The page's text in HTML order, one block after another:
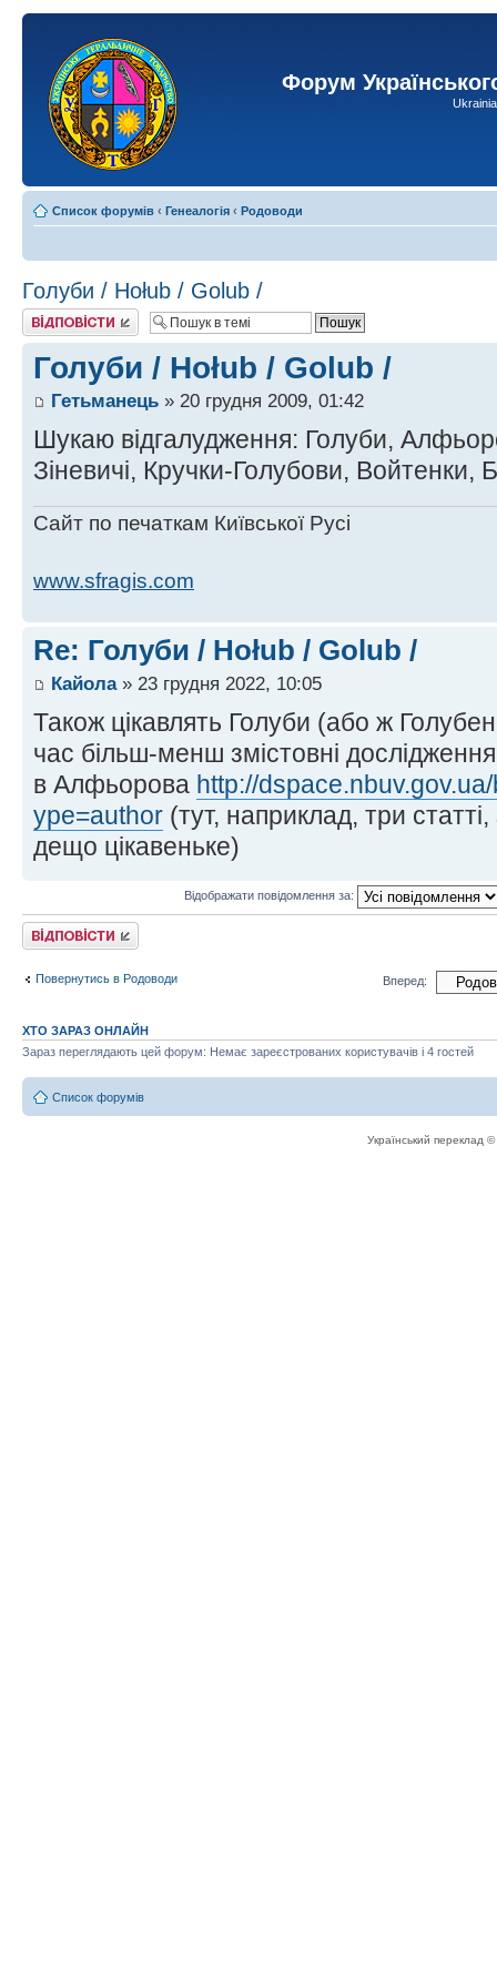
Форум
Список форумів ‹ Генеалогія ‹ Родоводи
Голуби / Hołub / Golub /
Відповісти
Голуби / Hołub / Golub /
Гетьманець » 20 грудня 2009, 01:42
Шукаю відгалудження: Голуби,
Зіневичі, Кручки-Голубови, Войтенки,
Сайт по печаткам Київської Русі
www.sfragis.com
Re: Голуби / Hołub / Golub /
Кайола» 23 грудня 2022, 10:05
Також цікавлять Голуби (або ж
час більш-менш змістовні
в Алфьорова http://
ype=author (тут, наприклад, три
дещо цікавеньке)
Відображати повідомлення за:
Відповісти
Повернутись в Родоводи Вперед:
ХТО ЗАРАЗ ОНЛАЙН
Зараз переглядають цей форум: Немає зареєстрованих користувачів і 4 гостей
Список форумів
Український переклад